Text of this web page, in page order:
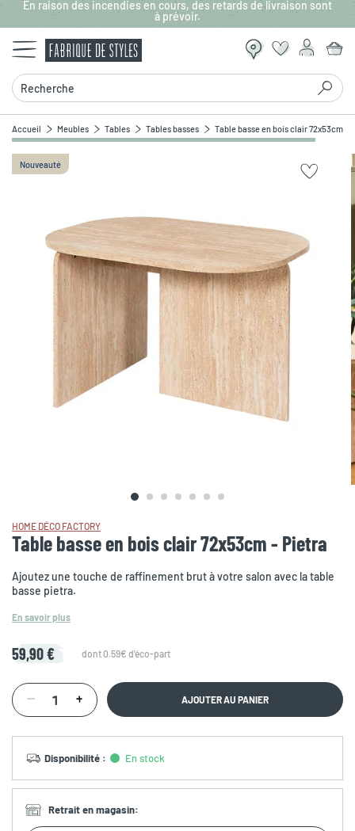
Aller au contenu principal
En raison des incendies en cours, des retards de livraison sont
à prévoir.
Recherche
Accueil Meubles Tables Tables basses Table basse en bois clair 72x53cm -
Nouveauté
Zoomer sur l'image
HOME DÉCO FACTORY
Table basse en bois clair 72x53cm - Pietra
Ajoutez une touche de raffinement brut à votre salon avec la table
basse pietra.
En savoir plus
59,90 € dont 0.59€ d'éco-part
AJOUTER AU PANIER
Disponibilité : En stock
Retrait en magasin: